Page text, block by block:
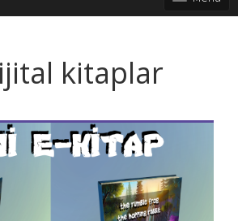
kitaplar